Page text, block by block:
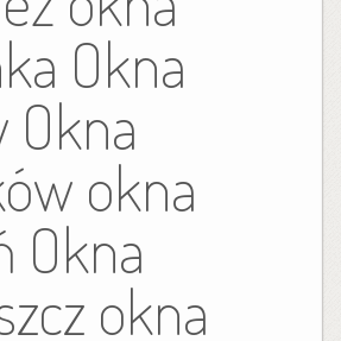
Okna
Okna
okna
Okna
okna